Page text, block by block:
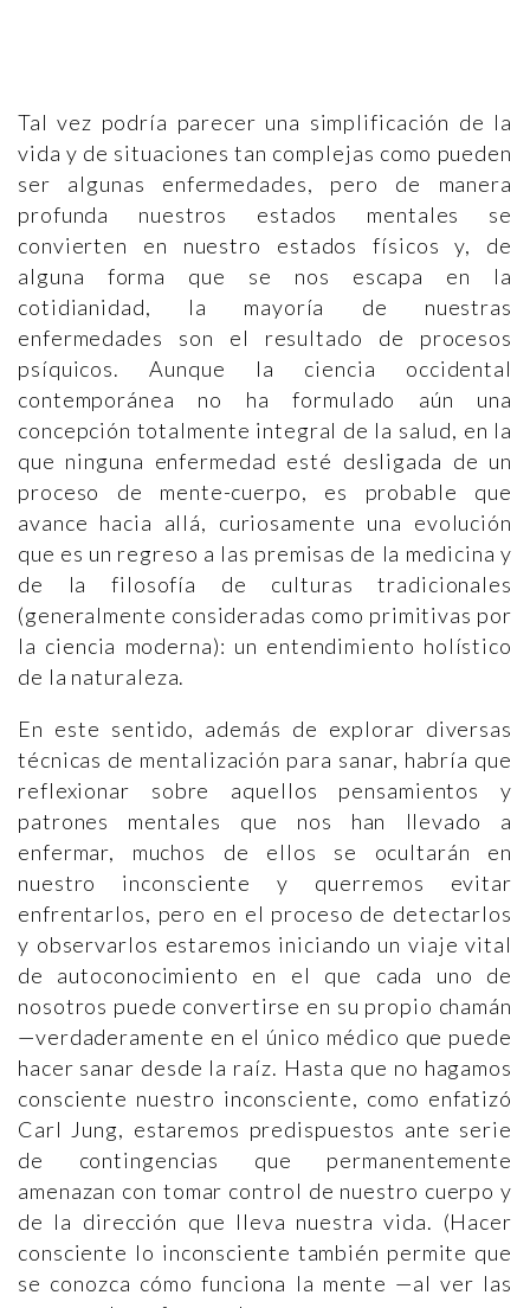
Tal vez podría parecer una simplificación de la
vida y de situaciones tan complejas como pueden
ser algunas enfermedades, pero de manera
profunda nuestros estados mentales se
convierten en nuestro estados físicos y, de
alguna forma que se nos escapa en la
cotidianidad, la mayoría de nuestras
enfermedades son el resultado de procesos
psíquicos. Aunque la ciencia occidental
contemporánea no ha formulado aún una
concepción totalmente integral de la salud, en la
que ninguna enfermedad esté desligada de un
proceso de mente-cuerpo, es probable que
avance hacia allá, curiosamente una evolución
que es un regreso a las premisas de la medicina y
de la filosofía de culturas tradicionales
(generalmente consideradas como primitivas por
la ciencia moderna): un entendimiento holístico
de la naturaleza.
En este sentido, además de explorar diversas
técnicas de mentalización para sanar, habría que
reflexionar sobre aquellos pensamientos y
patrones mentales que nos han llevado a
enfermar, muchos de ellos se ocultarán en
nuestro inconsciente y querremos evitar
enfrentarlos, pero en el proceso de detectarlos
y observarlos estaremos iniciando un viaje vital
de autoconocimiento en el que cada uno de
nosotros puede convertirse en su propio chamán
—verdaderamente en el único médico que puede
hacer sanar desde la raíz. Hasta que no hagamos
consciente nuestro inconsciente, como enfatizó
Carl Jung, estaremos predispuestos ante serie
de contingencias que permanentemente
amenazan con tomar control de nuestro cuerpo y
de la dirección que lleva nuestra vida. (Hacer
consciente lo inconsciente también permite que
se conozca cómo funciona la mente —al ver las